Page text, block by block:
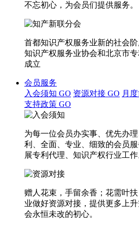
不忘初心，为会员们提供服务。
首都知识产权服务业新的社会
知识产权服务业协会和北京市
成立
会员服务
入会须知 GO 资源对接 GO 月
支持政策 GO
为每一位会员办实事、优先办
利、全面、专业、细致的会员
展专利代理、知识产权行业工作
赠人花束，手留余香；花需叶
业做好资源对接，提供更多上
会永恒未改的初心。